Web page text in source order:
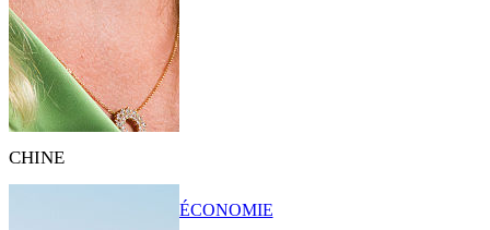
CHINE
ÉCONOMIE